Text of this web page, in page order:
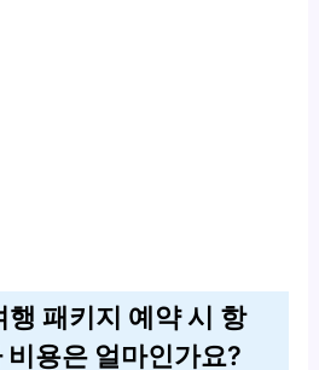
행 패키지 예약 시 항
비용은 얼마인가요?